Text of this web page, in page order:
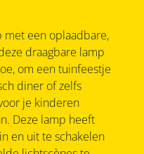
met een oplaadbare,
draagbare lamp
om een tuinfeestje
diner of zelfs
je kinderen
Deze lamp heeft
en uit te schakelen